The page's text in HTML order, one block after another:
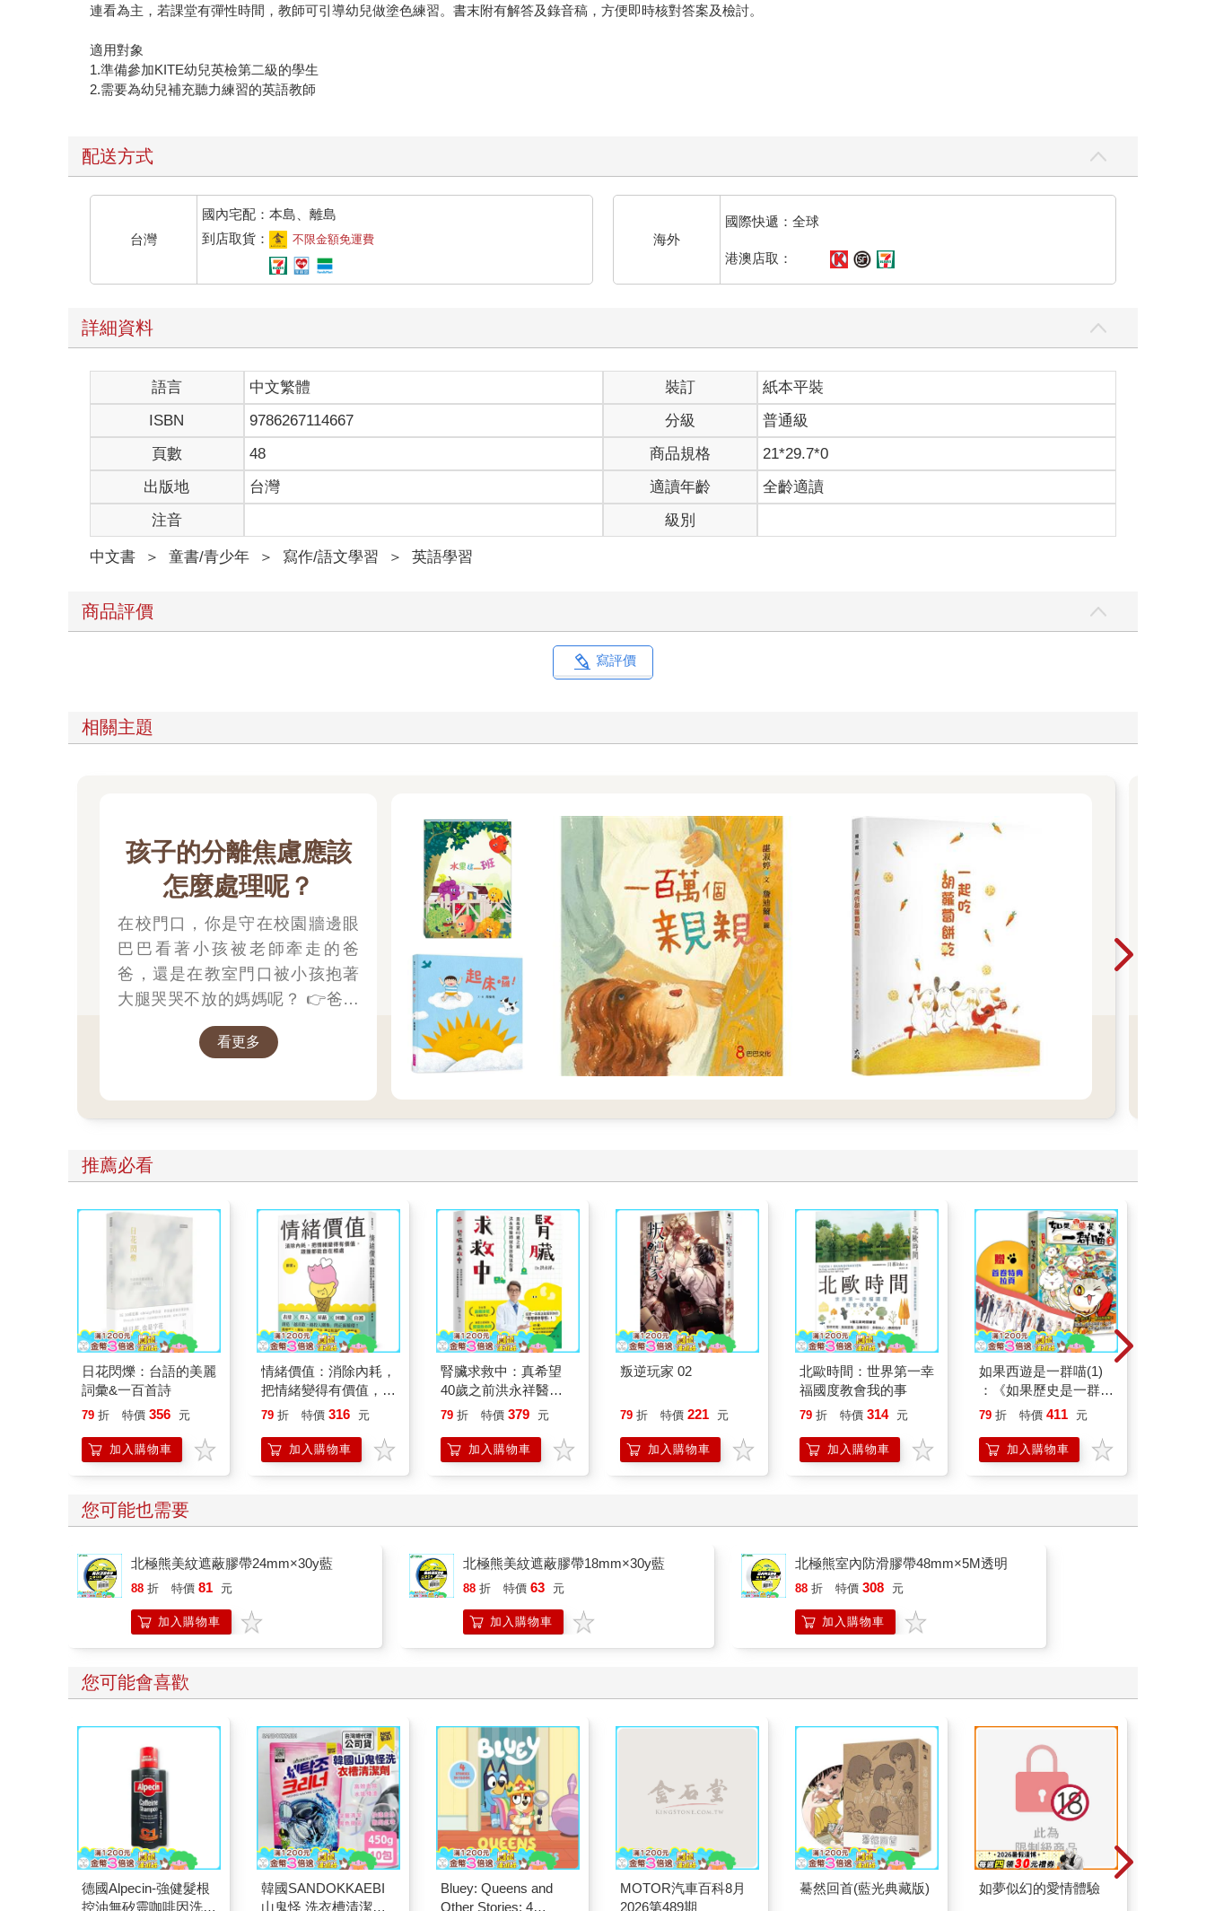
連看為主，若課堂有彈性時間，教師可引導幼兒做塗色練習。書末附有解答及錄音稿，方便即時核對答案及檢討。
適用對象
1.準備參加KITE幼兒英檢第二級的學生
2.需要為幼兒補充聽力練習的英語教師
配送方式
台灣
國內宅配：本島、離島
到店取貨：
不限金額免運費 海外
國際快遞：全球
港澳店取：
詳細資料
語言 中文繁體 裝訂
紙本平裝
ISBN
9786267114667 分級
普通級
頁數
48 商品規格
21*29.7*0
出版地
台灣 適讀年齡
全齡適讀
注音
級別
中文書 ＞ 童書/青少年 ＞ 寫作/語文學習 ＞ 英語學習
商品評價
寫評價
相關主題
孩子的分離焦慮應該
怎麼處理呢？
在校門口，你是守在校園牆邊眼
巴巴看著小孩被老師牽走的爸
爸，還是在教室門口被小孩抱著
大腿哭哭不放的媽媽呢？ 👉爸媽
的分離焦慮應該怎麼處理呢？1.認
知到不安是正常的 2.讓注意力轉
👉那小朋友該如何適應過渡期
呢？1.可給予適當的安撫玩具也許
子分開時請好好堅定道別不可哄
的接回孩子 好好的渡這個時期，
爸爸媽媽和孩子一起迎接成長的
過程！真是太好了！ 🎉金石堂開
學季！爸媽好輕鬆教你一站購
足！文具、書包、書套參展品全
面5折起！👉文具滿777送80元電
子禮券 👉全站商品滿1200回饋
4%金幣
看更多
推薦必看
日花閃爍：台語的美麗
詞彙&一百首詩
79 折 特價 356 元
加入購物車
情緒價值：消除內耗，
把情緒變得有價值，跟
誰都能自在相處
79 折 特價 316 元
加入購物車
腎臟求救中：真希望
40歲之前洪永祥醫師
就告訴我這些事
79 折 特價 379 元
加入購物車
叛逆玩家 02
79 折 特價 221 元
加入購物車
北歐時間：世界第一幸
福國度教會我的事
79 折 特價 314 元
加入購物車
如果西遊是一群喵(1)
：《如果歷史是一群
喵》作者最新力作，附
79 折 特價 411 元
加入購物車
您可能也需要
北極熊美紋遮蔽膠帶24mm×30y藍
88 折 特價 81 元
加入購物車
北極熊美紋遮蔽膠帶18mm×30y藍
88 折 特價 63 元
加入購物車
北極熊室內防滑膠帶48mm×5M透明
88 折 特價 308 元
加入購物車
您可能會喜歡
德國Alpecin-強健髮根
控油無矽靈咖啡因洗髮
韓國SANDOKKAEBI
山鬼怪 洗衣槽清潔劑
Bluey: Queens and
Other Stories: 4
MOTOR汽車百科8月
2026第489期
驀然回首(藍光典藏版) 如夢似幻的愛情體驗